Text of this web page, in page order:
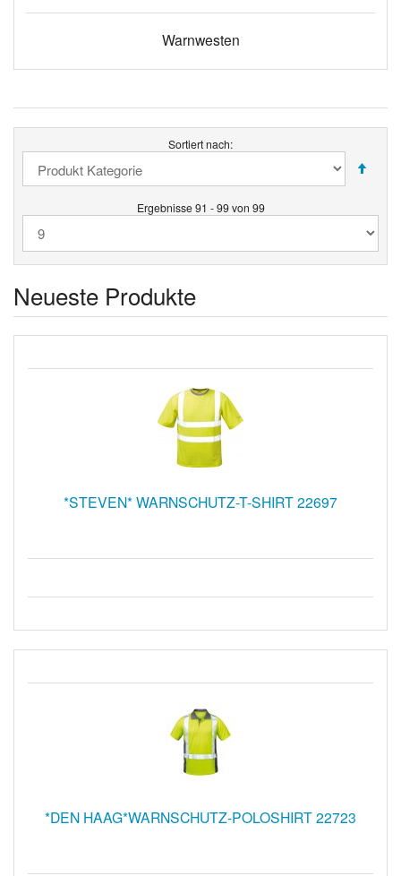
Warnwesten
Sortiert nach:
Ergebnisse 91 - 99 von 99
Neueste Produkte
*STEVEN* WARNSCHUTZ-T-SHIRT 22697
*DEN HAAG*WARNSCHUTZ-POLOSHIRT 22723